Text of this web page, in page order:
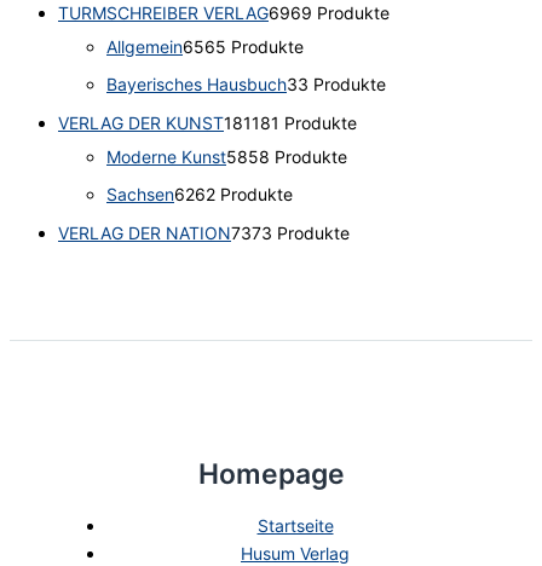
TURMSCHREIBER VERLAG6969 Produkte
Allgemein6565 Produkte
Bayerisches Hausbuch33 Produkte
VERLAG DER KUNST181181 Produkte
Moderne Kunst5858 Produkte
Sachsen6262 Produkte
VERLAG DER NATION7373 Produkte
Homepage
Startseite
Husum Verlag